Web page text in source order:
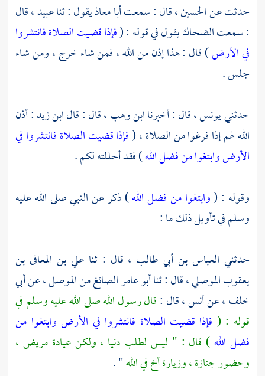
حدثت عنالحسين ،قال : سمعتأبا معاذيقول : ثناعبيد ،قال
: سمعتالضحاكيقول في قوله : (فإذا قضيت الصلاة فانتشروا
في الأرض) قال : هذا إذن من الله ، فمن شاء خرج ، ومن شاء
جلس .
حدثنييونس ،قال : أخبرناابن وهب ،قال : قالابن زيد: أذن
الله لهم إذا فرغوا من الصلاة ، (فإذا قضيت الصلاة فانتشروا في
الأرض وابتغوا من فضل الله) فقد أحللته لكم .
وقوله : (وابتغوا من فضل الله) ذكر عن النبي صلى الله عليه
وسلم في تأويل ذلك ما :
حدثني العباس بن أبي طالب ، قال : ثناعلي بن المعافى بن
يعقوب الموصلي ،قال : ثناأبو عامر الصائغمنالموصل ،عنأبي
خلف ،عنأنس ،قال :قال رسول الله صلى الله عليه وسلم في
قوله : ( فإذا قضيت الصلاة فانتشروا في الأرض وابتغوا من
فضل الله) قال : " ليس لطلب دنيا ، ولكن عيادة مريض ،
وحضور جنازة ، وزيارة أخ في الله" .